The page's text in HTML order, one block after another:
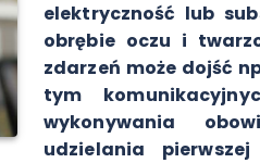
elektryczność lub
obrębie oczu i
zdarzeń może dojść
tym
wykonywania
udzielania